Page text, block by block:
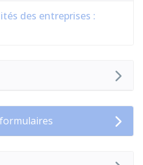
des entreprises :